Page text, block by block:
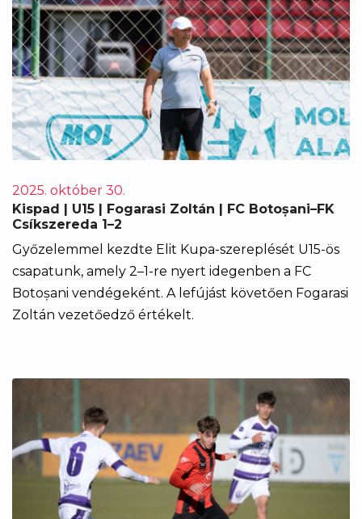
2025. október 30.
Kispad | U15 | Fogarasi Zoltán | FC Botoșani–FK
Csíkszereda 1–2
Győzelemmel kezdte Elit Kupa-szereplését U15-ös
csapatunk, amely 2–1-re nyert idegenben a FC
Botoșani vendégeként. A lefújást követően Fogarasi
Zoltán vezetőedző értékelt.